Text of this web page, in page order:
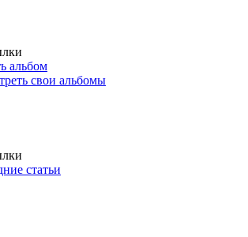
альбом
свои альбомы
статьи